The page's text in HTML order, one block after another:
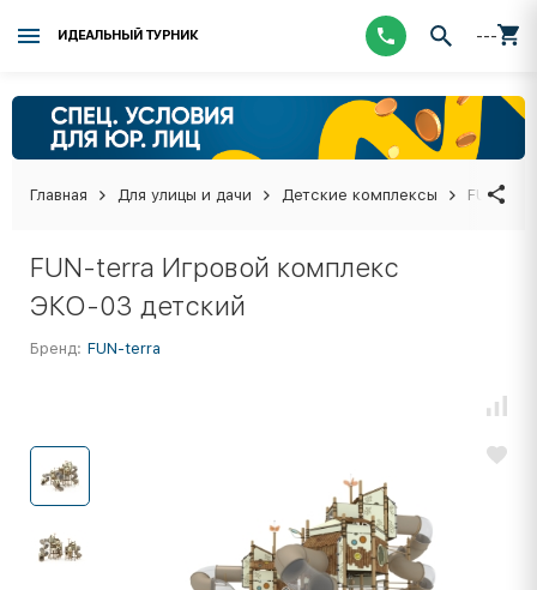
ИДЕАЛЬНЫЙ ТУРНИК ---
Главная Для улицы и дачи Детские комплексы FUN-
FUN-terra Игровой комплекс
ЭКО-03 детский
Бренд: FUN-terra